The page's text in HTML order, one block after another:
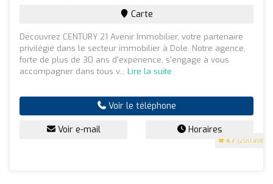
4.7 (200 avis)
Carte
Découvrez CENTURY 21 Avenir Immobilier, votre partenaire
privilégié dans le secteur immobilier à Dole. Notre agence,
forte de plus de 30 ans d'expérience, s'engage à vous
accompagner dans tous v... Lire la suite
Voir le téléphone
Voir e-mail Horaires